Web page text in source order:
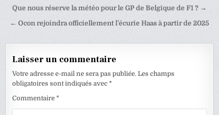
Navigation
de
Que nous réserve la météo pour le GP de Belgique de F1 ? →
← Ocon rejoindra officiellement l’écurie Haas à partir de 2025
Laisser un commentaire
Votre adresse e-mail ne sera pas publiée. Les champs
obligatoires sont indiqués avec*
Commentaire*